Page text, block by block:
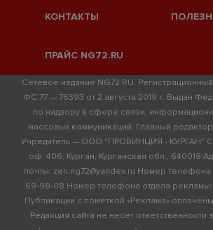
КОНТАКТЫ
ПРАЙС NG72.RU
Сетевое издание NG72.RU.
ФС 77 — 76393 от 2 августа 2019 г. Выдан
по надзору в сфере связи,
массовых коммуникаций. Главный
Учредитель — ООО "ПРОВИНЦИЯ - КУРГАН"
оф. 406, Курган, Курганская обл., 640018
почты: zen.ng72@yandex.ru Номер телефона
69-98-08 Номер телефона отдела
Публикации с пометкой «Реклама»
Редакция сайта не несет ответственности